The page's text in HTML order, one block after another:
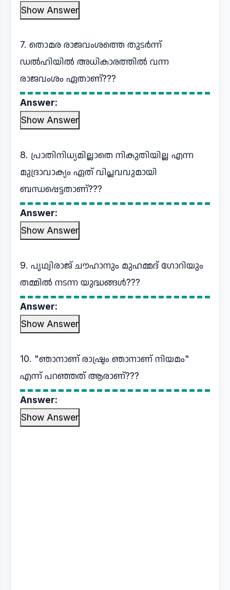
Show Answer
7. തൊമര രാജവംശത്തെ തുടർന്ന്
ഡൽഹിയിൽ അധികാരത്തിൽ വന്ന
രാജവംശം ഏതാണ്???
Answer:
Show Answer
8. പ്രാതിനിധ്യമില്ലാതെ നികുതിയില്ല എന്ന
മുദ്രാവാക്യം ഏത് വിപ്ലവവുമായി
ബന്ധപ്പെട്ടതാണ്???
Answer:
Show Answer
9. പൃഥ്വിരാജ് ചൗഹാനും മുഹമ്മദ് ഗോറിയും
തമ്മിൽ നടന്ന യുദ്ധങ്ങൾ???
Answer:
Show Answer
10. "ഞാനാണ് രാഷ്ട്രം ഞാനാണ് നിയമം"
എന്ന് പറഞ്ഞത് ആരാണ്???
Answer:
Show Answer